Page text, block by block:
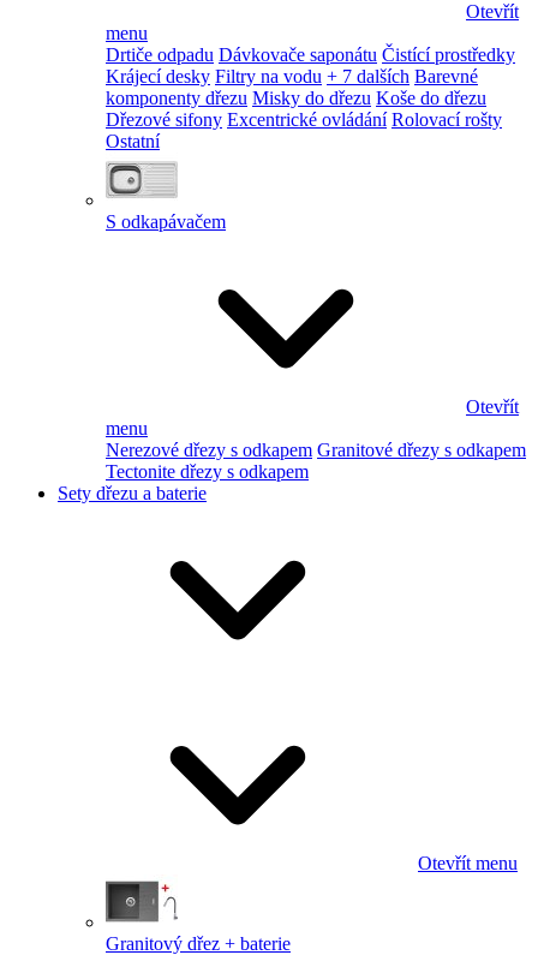
Otevřít
menu
Drtiče odpadu Dávkovače saponátu Čistící prostředky
Krájecí desky Filtry na vodu + 7 dalších Barevné
komponenty dřezu Misky do dřezu Koše do dřezu
Dřezové sifony Excentrické ovládání Rolovací rošty
Ostatní
S odkapávačem
Otevřít
menu
Nerezové dřezy s odkapem Granitové dřezy s odkapem
Tectonite dřezy s odkapem
Sety dřezu a baterie
Otevřít menu
Granitový dřez + baterie